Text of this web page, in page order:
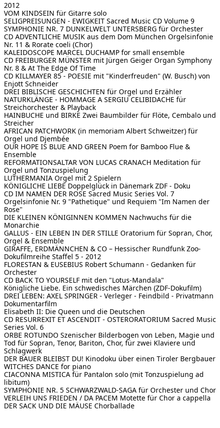
2012
VOM KINDSEIN für Gitarre solo
SELIGPREISUNGEN - EWIGKEIT Sacred Music CD Volume 9
SYMPHONIE NR. 7 DUNKELWELT UNTERSBERG für Orchester
CD ADVENTLICHE MUSIK aus dem Dom München Orgelsinfonie
Nr. 11 & Rorate coeli (Chor)
KALEIDOSCOPE MARCEL DUCHAMP for small ensemble
CD FREIBURGER MÜNSTER mit Jürgen Geiger Organ Symphony
Nr. 8 & At The Edge Of Time
CD KILLMAYER 85 - POESIE mit "Kinderfreuden" (W. Busch) von
Enjott Schneider
DREI BIBLISCHE GESCHICHTEN für Orgel und Erzähler
NATURKLÄNGE - HOMMAGE A SERGIU CELIBIDACHE für
Streichorchester & Playback
HAINBUCHE und BIRKE Zwei Baumbilder für Flöte, Cembalo und
Streicher
AFRICAN PATCHWORK (in memoriam Albert Schweitzer) für
Orgel und Djembée
OUR HOPE IS BLUE AND GREEN Poem for Bamboo Flue &
Ensemble
REFORMATIONSALTAR VON LUCAS CRANACH Meditation für
Orgel und Tonzuspielung
LUTHERMANIA Orgel mit 2 Spielern
KÖNIGLICHE LIEBEDoppelglück in Dänemark ZDF - Doku
CD IM NAMEN DER ROSE Sacred Music Series Vol. 7
Orgelsinfonie Nr. 9 "Pathetique" und Requiem "Im Namen der
Rose"
DIE KLEINEN KÖNIGINNEN KOMMEN Nachwuchs für die
Monarchie
GALLUS - EIN LEBEN IN DER STILLE Oratorium für Sopran, Chor,
Orgel & Ensemble
GIRAFFE, ERDMÄNNCHEN & CO – Hessischer Rundfunk Zoo-
Dokufilmreihe Staffel 5 - 2012
FLORESTAN & EUSEBIUS Robert Schumann - Gedanken für
Orchester
CD BACK TO YOURSELF mit den "Lotus-Mandala"
Königliche Liebe. Ein schwedisches Märchen (ZDF-Dokufilm)
DREI LEBEN: AXEL SPRINGER - Verleger - Feindbild - Privatmann
Dokumentarfilm
Elisabeth II: Die Queen und die Deutschen
CD RESURREXIT ET ASCENDIT - OSTERORATORIUM Sacred Music
Series Vol. 6
ORBE ROTUNDO Szenischer Bilderbogen von Leben, Magie und
Tod für Sopran, Tenor, Bariton, Chor, für zwei Klaviere und
Schlagwerk
DER BAUER BLEIBST DU! Kinodoku über einen Tiroler Bergbauer
WITCHES DANCE for piano
CIACONNA MISTICA für Pantalon solo (mit Tonzuspielung ad
libitum)
SYMPHONIE NR. 5 SCHWARZWALD-SAGA für Orchester und Chor
VERLEIH UNS FRIEDEN / DA PACEM Motette für Chor a cappella
DER SACK UND DIE MÄUSE Chorballade